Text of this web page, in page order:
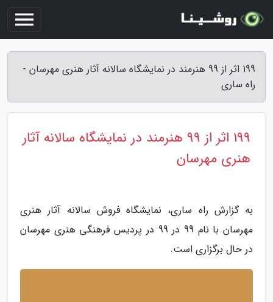
199 اثر از 99 هنرمند در نمایشگاه سالانه آثار هنری مهرسان -
راه ساری
199 اثر از 99 هنرمند در نمایشگاه سالانه آثار
هنری مهرسان
به گزارش راه ساری، نمایشگاه فروش سالانه آثار هنرى
مهرسان با نام 99 در 99 در پردیس فرهنگی هنری مهرسان
در حال برگزاری است.